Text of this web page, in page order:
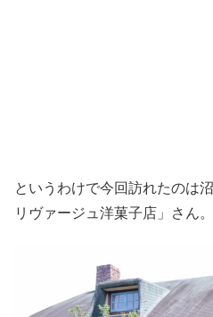
というわけで今回訪れたのは
リヴァージュ洋菓子店」さん。